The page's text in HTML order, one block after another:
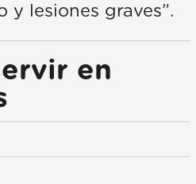
y lesiones graves”.
en